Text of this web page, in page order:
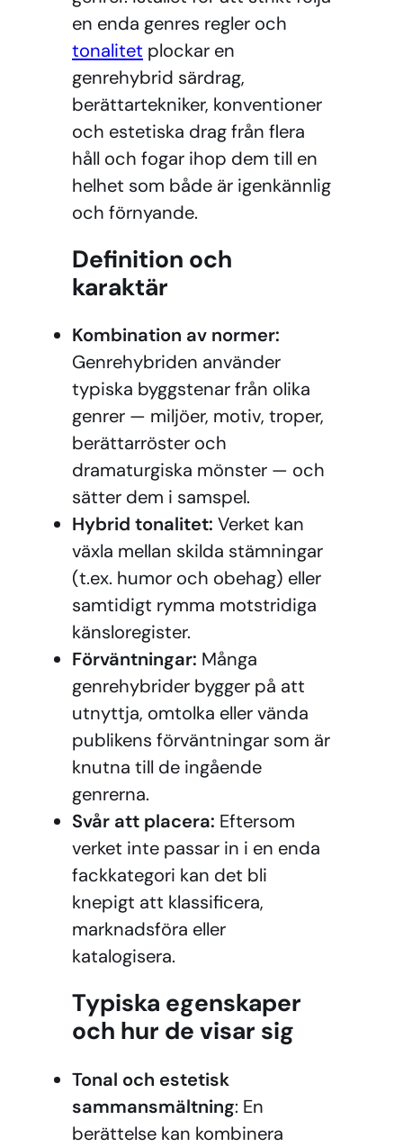
en enda genres regler och
tonalitet plockar en
genrehybrid särdrag,
berättartekniker, konventioner
och estetiska drag från flera
håll och fogar ihop dem till en
helhet som både är igenkännlig
och förnyande.
Definition och
karaktär
Kombination av normer:
Genrehybriden använder
typiska byggstenar från olika
genrer — miljöer, motiv, troper,
berättarröster och
dramaturgiska mönster — och
sätter dem i samspel.
Hybrid tonalitet: Verket kan
växla mellan skilda stämningar
(t.ex. humor och obehag) eller
samtidigt rymma motstridiga
känsloregister.
Förväntningar: Många
genrehybrider bygger på att
utnyttja, omtolka eller vända
publikens förväntningar som är
knutna till de ingående
genrerna.
Svår att placera: Eftersom
verket inte passar in i en enda
fackkategori kan det bli
knepigt att klassificera,
marknadsföra eller
katalogisera.
Typiska egenskaper
och hur de visar sig
Tonal och estetisk
sammansmältning: En
berättelse kan kombinera